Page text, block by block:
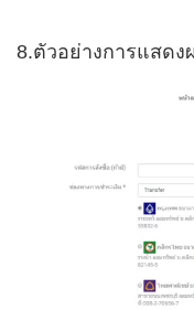
8.ตัวอย่างการแสดง